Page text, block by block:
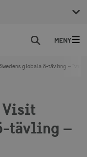
Sök
globala ö-tävling –
Visit
tävling –